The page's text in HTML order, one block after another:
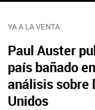
YA A LA VENTA
Paul Auster
país bañado
análisis sobre
Unidos